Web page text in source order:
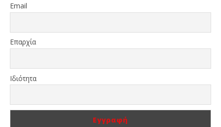
Email
Επαρχία
Ιδιότητα